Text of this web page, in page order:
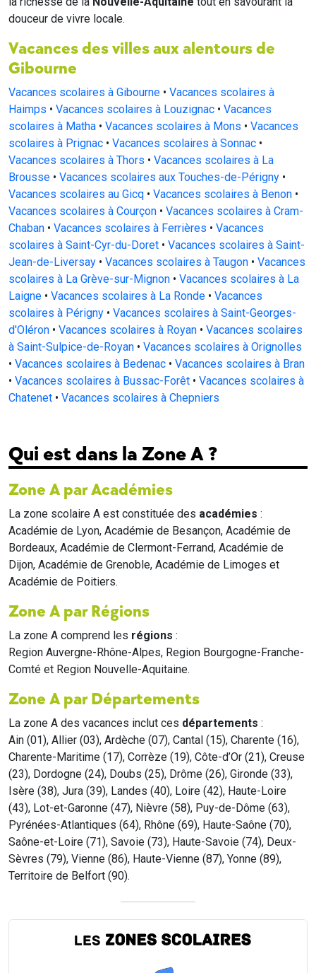
douceur de vivre locale.
Vacances des villes aux alentours de
Gibourne
Vacances scolaires à Gibourne • Vacances scolaires à
Haimps • Vacances scolaires à Louzignac • Vacances
scolaires à Matha • Vacances scolaires à Mons • Vacances
scolaires à Prignac • Vacances scolaires à Sonnac •
Vacances scolaires à Thors • Vacances scolaires à La
Brousse • Vacances scolaires aux Touches-de-Périgny •
Vacances scolaires au Gicq • Vacances scolaires à Benon •
Vacances scolaires à Courçon • Vacances scolaires à Cram-
Chaban • Vacances scolaires à Ferrières • Vacances
scolaires à Saint-Cyr-du-Doret • Vacances scolaires à Saint-
Jean-de-Liversay • Vacances scolaires à Taugon • Vacances
scolaires à La Grève-sur-Mignon • Vacances scolaires à La
Laigne • Vacances scolaires à La Ronde • Vacances
scolaires à Périgny • Vacances scolaires à Saint-Georges-
d'Oléron • Vacances scolaires à Royan • Vacances scolaires
à Saint-Sulpice-de-Royan • Vacances scolaires à Orignolles
• Vacances scolaires à Bedenac • Vacances scolaires à Bran
• Vacances scolaires à Bussac-Forêt • Vacances scolaires à
Chatenet • Vacances scolaires à Chepniers
Qui est dans la Zone A ?
Zone A par Académies
La zone scolaire A est constituée des académies :
Académie de Lyon, Académie de Besançon, Académie de
Bordeaux, Académie de Clermont-Ferrand, Académie de
Dijon, Académie de Grenoble, Académie de Limoges et
Académie de Poitiers.
Zone A par Régions
La zone A comprend les régions :
Region Auvergne-Rhône-Alpes, Region Bourgogne-Franche-
Comté et Region Nouvelle-Aquitaine.
Zone A par Départements
La zone A des vacances inclut ces départements :
Ain (01), Allier (03), Ardèche (07), Cantal (15), Charente (16),
Charente-Maritime (17), Corrèze (19), Côte-d’Or (21), Creuse
(23), Dordogne (24), Doubs (25), Drôme (26), Gironde (33),
Isère (38), Jura (39), Landes (40), Loire (42), Haute-Loire
(43), Lot-et-Garonne (47), Nièvre (58), Puy-de-Dôme (63),
Pyrénées-Atlantiques (64), Rhône (69), Haute-Saône (70),
Saône-et-Loire (71), Savoie (73), Haute-Savoie (74), Deux-
Sèvres (79), Vienne (86), Haute-Vienne (87), Yonne (89),
Territoire de Belfort (90).